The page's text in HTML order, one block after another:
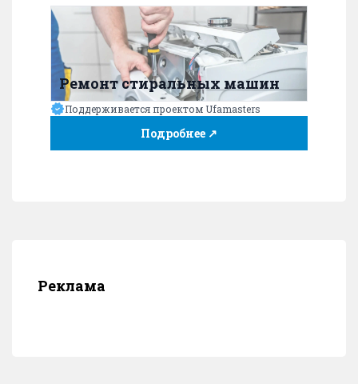
Ремонт стиральных машин
Поддерживается проектом Ufamasters
Подробнее ↗
Реклама